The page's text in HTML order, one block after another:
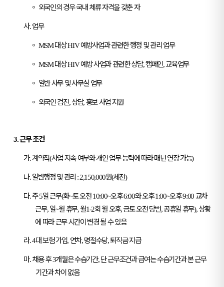
◦ 외국인의 경우 국내 체류 자격을 갖춘 자
사.업무
◦ MSM대상HIV예방사업과 관련한 행정 및 관리 업무
◦ MSM대상HIV예방 사업과 관련한 상담,캠페인,교육업무
◦ 일반 사무 및 사무실 업무
◦ 외국인 검진,상담,홍보 사업 지원
3.근무 조건
가.계약직(사업 지속 여부와 개인 업무 능력에 따라 매년 연장 가능)
나.일반행정 및 관리 : 2,150,000원(세전)
다.주5일 근무(화~토 오전10:00~오후6:00와 오후1:00~오후9:00 교차
근무,일~월 휴무,월1-2회 월 오후,금토 오전 당번,공휴일 휴무),상황
에 따라 근무 시간이 변경 될 수 있음
라. 4대 보험 가입, 연차,명절수당,퇴직금 지급
마.채용 후3개월은 수습기간,단 근무조건과 급여는 수습기간과 본 근무
기간과 차이 없음